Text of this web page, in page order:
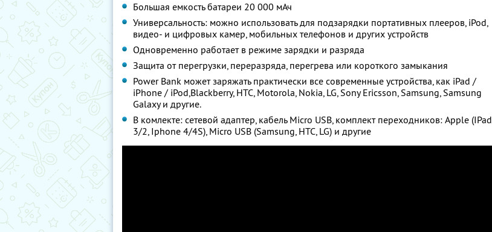
Большая емкость батареи 20 000 мАч
Универсальность: можно использовать для подзарядки портативных плееров, iPod,
видео- и цифровых камер, мобильных телефонов и других устройств
Одновременно работает в режиме зарядки и разряда
Защита от перегрузки, переразряда, перегрева или короткого замыкания
Power Bank может заряжать практически все современные устройства, как iPad /
iPhone / iPod,Blackberry, HTC, Motorola, Nokia, LG, Sony Ericsson, Samsung, Samsung
Galaxy и другие.
В комлекте: сетевой адаптер, кабель Micro USB, комплект переходников: Apple (IPad
3/2, Iphone 4/4S), Micro USB (Samsung, HTC, LG) и другие